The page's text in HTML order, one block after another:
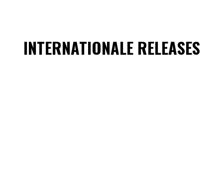
INTERNATIONALE RELEASES